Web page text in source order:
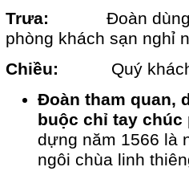
Trưa: Đoàn
phòng khách sạn nghỉ
Chiều: Quý
Đoàn tham quan,
buộc chỉ tay
dựng năm 1566 là
ngôi chùa linh